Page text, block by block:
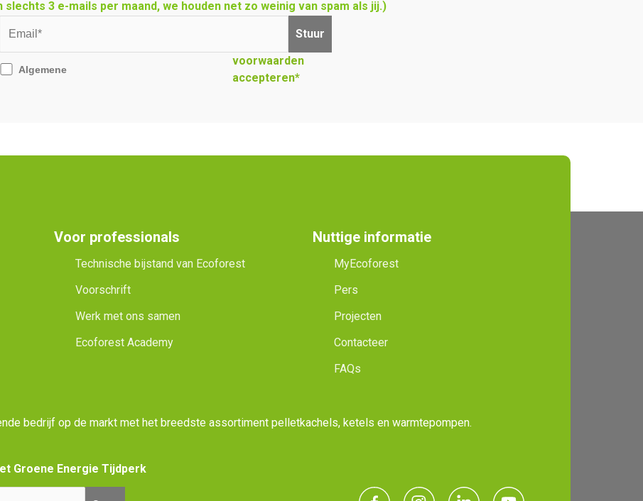
slechts 3 e-mails per maand, we houden net zo weinig van spam als jij.)
Stuur
Algemene
voorwaarden
accepteren*
Voor professionals
Technische bijstand van Ecoforest
Voorschrift
Werk met ons samen
Ecoforest Academy
Nuttige informatie
MyEcoforest
Pers
Projecten
Contacteer
FAQs
bedrijf op de markt met het breedste assortiment pelletkachels, ketels en warmtepompen.
Groene Energie Tijdperk